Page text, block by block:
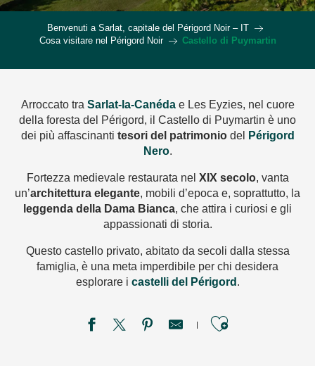
Benvenuti a Sarlat, capitale del Périgord Noir – IT
Cosa visitare nel Périgord Noir
Castello di Puymartin
Arroccato tra Sarlat-la-Canédae Les Eyzies, nel cuore
della foresta del Périgord, il Castello di Puymartin è uno
dei più affascinanti tesori del patrimoniodel
Périgord
Nero.
Fortezza medievale restaurata nel XIX secolo, vanta
un’architettura elegante, mobili d’epoca e, soprattutto, la
leggenda della Dama Bianca, che attira i curiosi e gli
appassionati di storia.
Questo castello privato, abitato da secoli dalla stessa
famiglia, è una meta imperdibile per chi desidera
esplorare i castelli del Périgord .
Ajouter